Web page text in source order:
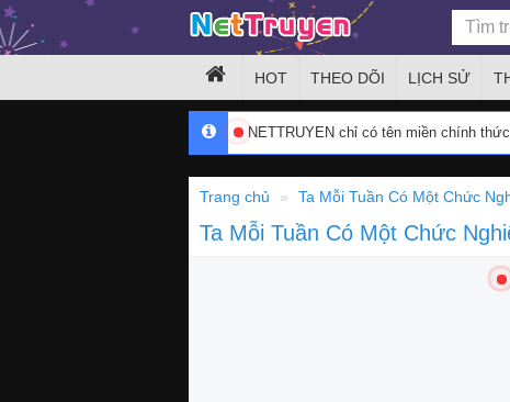
HOT THEO DÕI LỊCH SỬ
NETTRUYEN chỉ có tên miền chính
Trang chủ Ta Mỗi Tuần Có Một Chức
Ta Mỗi Tuần Có Một Chức